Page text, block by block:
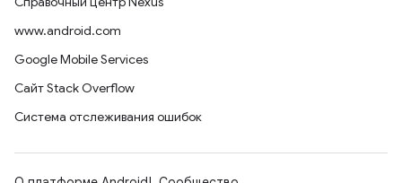
www.android.com
Google Mobile Services
Сайт Stack Overflow
Система отслеживания ошибок